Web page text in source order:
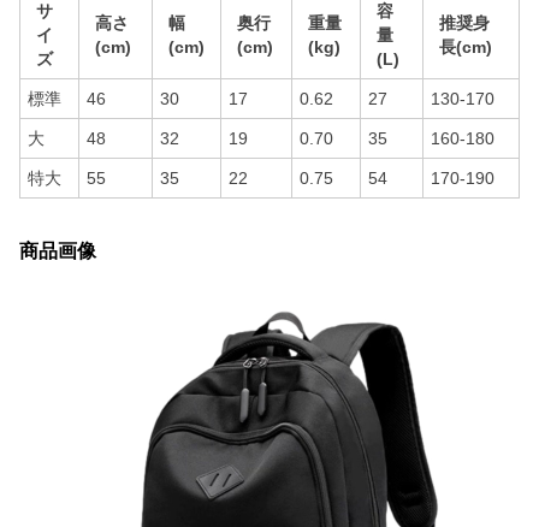
サ
イ
ズ
高さ
(cm)
幅
(cm)
奥行
(cm)
重量
(kg)
容
量
(L)
推奨身
長(cm)
標準 46 30 17 0.62 27 130-170
大 48 32 19 0.70 35 160-180
特大 55 35 22 0.75 54 170-190
商品画像